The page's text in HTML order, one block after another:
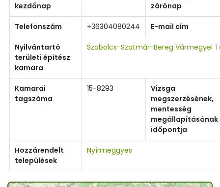
kezdőnap
zárónap
Telefonszám +36304080244 E-mail cím
Nyilvántartó
területi építész
kamara
Szabolcs-Szatmár-Bereg Vármegyei
Kamarai
tagszáma
15-8293
Vizsga
megszerzésének,
mentesség
megállapításának
időpontja
Hozzárendelt
települések
Nyírmeggyes